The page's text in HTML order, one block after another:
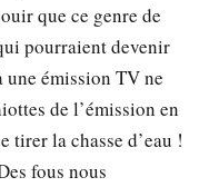
que ce genre de
pourraient devenir
émission TV ne
de l’émission en
tirer la chasse d’eau !
fous nous